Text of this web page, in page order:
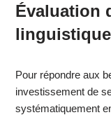
Évaluation
Pour répondre aux
investissement de
systématiquement